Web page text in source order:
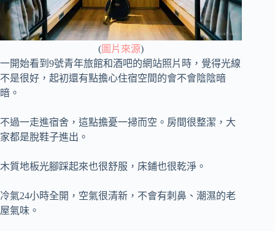
(圖片來源)
一開始看到9號青年旅館和酒吧的網站照片時，覺得光線
不是很好，起初還有點擔心住宿空間的會不會陰陰暗
暗。
不過一走進宿舍，這點擔憂一掃而空。房間很整潔，大
家都是脫鞋子進出。
木質地板光腳踩起來也很舒服，床鋪也很乾淨。
冷氣24小時全開，空氣很清新，不會有刺鼻、潮濕的老
屋氣味。